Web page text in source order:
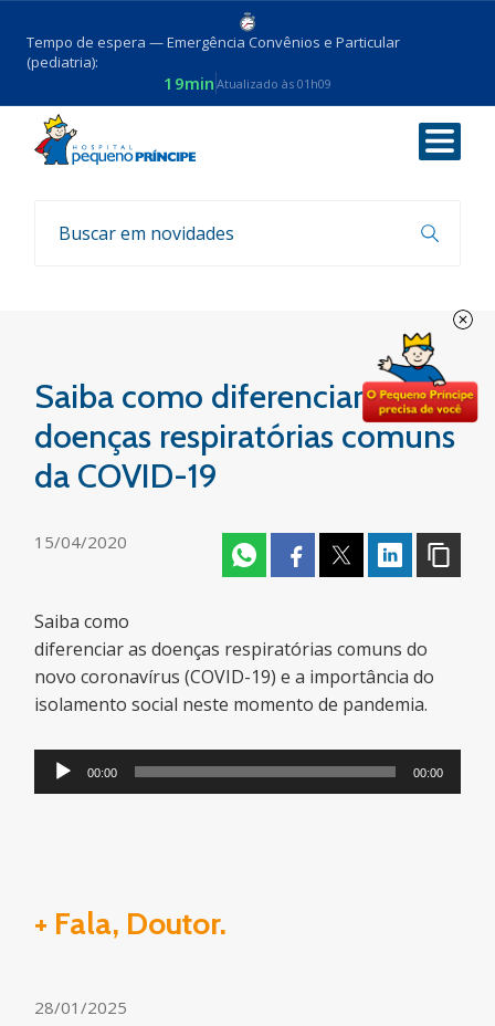
Tempo de espera — Emergência Convênios e Particular
(pediatria):
19min Atualizado às 01h09
Voltar
Fala, Doutor
Saiba como diferenciar as
doenças respiratórias comuns
da COVID-19
15/04/2020
Saiba como
diferenciar as doenças respiratórias comuns do
novo coronavírus (COVID-19) e a importância do
isolamento social neste momento de pandemia.
Tocador00:00 00:00
+ Fala, Doutor.
28/01/2025